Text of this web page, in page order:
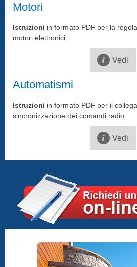
Motori
Istruzioni in formato PDF per la
motori elettronici
Vedi
Automatismi
Istruzioni in formato PDF per il
sincronizzazione dei comandi radio
Vedi